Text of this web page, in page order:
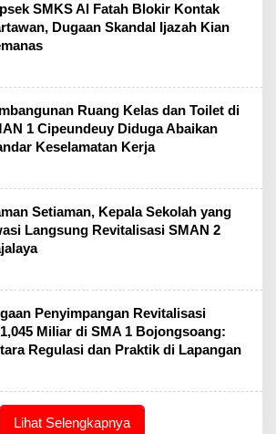
SMKS Al Fatah Blokir Kontak
Dugaan Skandal Ijazah Kian
Ruang Kelas dan Toilet di
1 Cipeundeuy Diduga Abaikan
Keselamatan Kerja
Setiaman, Kepala Sekolah yang
Langsung Revitalisasi SMAN 2
Penyimpangan Revitalisasi
Miliar di SMA 1 Bojongsoang:
Regulasi dan Praktik di Lapangan
Lihat Selengkapnya